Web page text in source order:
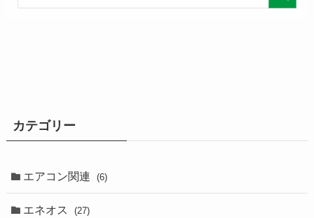
カテゴリー
エアコン関連 (6)
エネオス (27)